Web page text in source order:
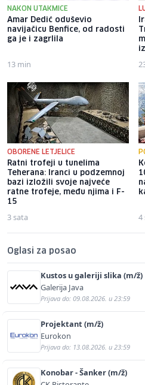
NAKON UTAKMICE
Amar Dedić oduševio
navijačicu Benfice, od radosti
ga je i zagrlila
13 min
OBORENE LETJELICE
Ratni trofeji u tunelima
Teherana: Iranci u podzemnoj
bazi izložili svoje najveće
ratne trofeje, među njima i F-
15
3 sata 4
Oglasi za posao
Kustos u galeriji slika (m/ž)
Galerija Java
Prijava do: 09.08.2026. u 23:59
Projektant (m/ž)
Eurokon
Prijava do: 13.08.2026. u 23:59
Konobar - Šanker (m/ž)